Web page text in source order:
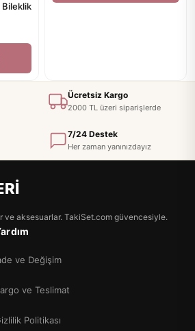
Bileklik
Ücretsiz Kargo
2000 TL üzeri siparişlerde
7/24 Destek
Her zaman yanınızdayız
ve aksesuarlar. TakiSet.com güvencesiyle.
ve Değişim
ve Teslimat
Politikası